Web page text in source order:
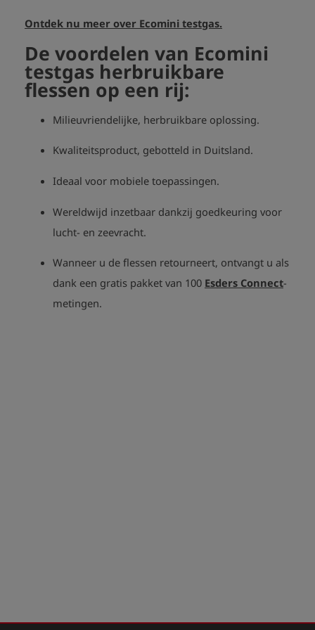
Ontdek nu meer over Ecomini testgas.
De voordelen van Ecomini
testgas herbruikbare
flessen op een rij:
Milieuvriendelijke, herbruikbare oplossing.
Kwaliteitsproduct, gebotteld in Duitsland.
Ideaal voor mobiele toepassingen.
Wereldwijd inzetbaar dankzij goedkeuring voor
lucht- en zeevracht.
Wanneer u de flessen retourneert, ontvangt u als
dank een gratis pakket van 100 Esders Connect-
metingen.